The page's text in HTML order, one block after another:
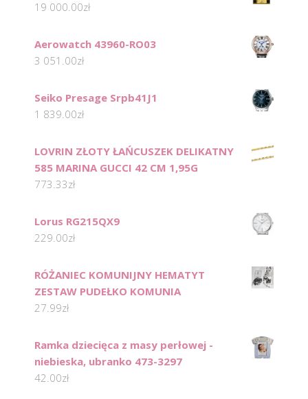
19 000.00zł
Aerowatch 43960-RO03
3 051.00zł
Seiko Presage Srpb41J1
1 839.00zł
LOVRIN ZŁOTY ŁAŃCUSZEK DELIKATNY
585 MARINA GUCCI 42 CM 1,95G
773.33zł
Lorus RG215QX9
229.00zł
RÓŻANIEC KOMUNIJNY HEMATYT
ZESTAW PUDEŁKO KOMUNIA
27.99zł
Ramka dziecięca z masy perłowej -
niebieska, ubranko 473-3297
42.00zł